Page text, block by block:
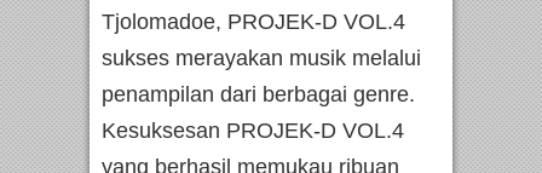
Tjolomadoe, PROJEK-D VOL.4
sukses merayakan musik melalui
penampilan dari berbagai genre.
Kesuksesan PROJEK-D VOL.4
yang berhasil memukau ribuan